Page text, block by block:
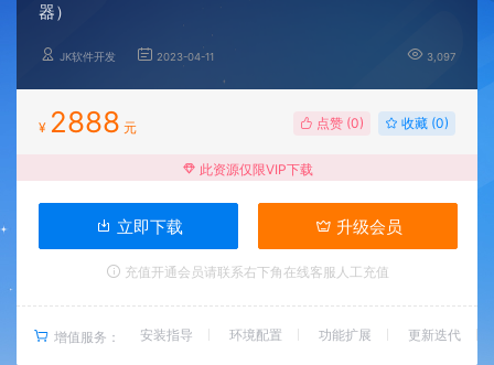
器）
JK软件开发 2023-04-11 3,097
¥ 2888 元 点赞 (0) 收藏 (0)
此资源仅限VIP下载
立即下载 升级会员
充值开通会员请联系右下角在线客服人工充值
增值服务： 安装指导 环境配置 功能扩展 更新迭代